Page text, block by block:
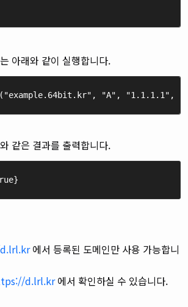
아래와 같이 실행합니다.
"A", "1.1.1.1", "
같은 결과를 출력합니다.
에서 등록된 도메인만 사용 가능합니
d.lrl.kr에서 확인하실 수 있습니다.